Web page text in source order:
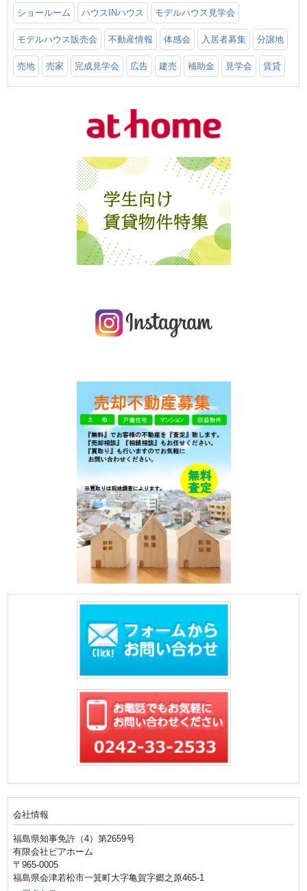
ショールーム ハウスINハウス モデルハウス見学会
モデルハウス販売会 不動産情報 体感会 入居者募集 分譲地
売地 売家 完成見学会 広告 建売 補助金 見学会 賃貸
会社情報
福島県知事免許（4）第2659号
有限会社ピアホーム
〒965-0005
福島県会津若松市一箕町大字亀賀字郷之原465-1